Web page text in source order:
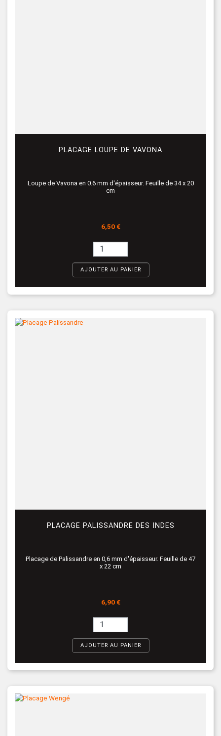
PLACAGE LOUPE DE VAVONA
Loupe de Vavona en 0.6 mm d'épaisseur. Feuille de 34 x 20
cm
Prix
6,50 €
AJOUTER AU PANIER
PLACAGE PALISSANDRE DES INDES
Placage de Palissandre en 0,6 mm d'épaisseur. Feuille de 47
x 22 cm
Prix
6,90 €
AJOUTER AU PANIER